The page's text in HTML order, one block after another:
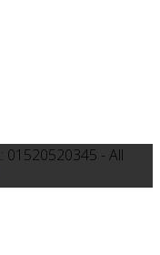
01520520345 - All